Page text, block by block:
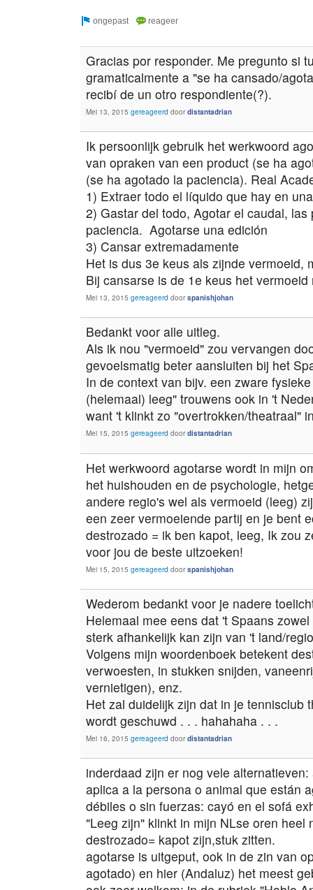
Gracias por responder. Me pregunto si
gramaticalmente a "se ha cansado/
recibí de un otro respondiente(?).
Mei 13, 2015 gereageerd doordistantadrian
Ik persoonlijk gebruik het werkwoord
van opraken van een product (se ha
(se ha agotado la paciencia). Real
1) Extraer todo el líquido que hay en
2) Gastar del todo, Agotar el caudal,
paciencia. Agotarse una edición
3) Cansar extremadamente
Het is dus 3e keus als zijnde vermoeid,
Bij cansarse is de 1e keus het vermoeid
Mei 13, 2015 gereageerd doorspanishjohan
Bedankt voor alle uitleg.
Als ik nou "vermoeid" zou vervangen
gevoelsmatig beter aansluiten bij het
In de context van bijv. een zware
(helemaal) leeg" trouwens ook in 't
want 't klinkt zo "overtrokken/theatraal"
Mei 15, 2015 gereageerd doordistantadrian
Het werkwoord agotarse wordt in mijn
het huishouden en de psychologie,
andere regio's wel als vermoeid (leeg)
een zeer vermoeiende partij en je bent
destrozado = ik ben kapot, leeg, Ik zou
voor jou de beste uitzoeken!
Mei 15, 2015 gereageerd doorspanishjohan
Wederom bedankt voor je nadere
Helemaal mee eens dat 't Spaans
sterk afhankelijk kan zijn van 't land/
Volgens mijn woordenboek betekent
verwoesten, in stukken snijden,
vernietigen), enz.
Het zal duidelijk zijn dat in je tennisclub
wordt geschuwd . . . hahahaha . . .
Mei 16, 2015 gereageerd doordistantadrian
inderdaad zijn er nog vele
aplica a la persona o animal que están
débiles o sin fuerzas: cayó en el sofá
"Leeg zijn" klinkt in mijn NLse oren heel
destrozado= kapot zijn,stuk zitten.
agotarse is uitgeput, ook in de zin van
agotado) en hier (Andaluz) het meest